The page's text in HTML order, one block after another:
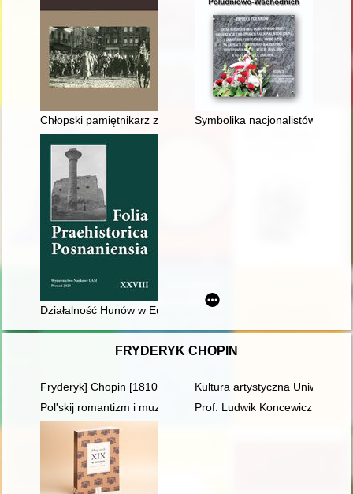
Chłopski pamiętnikarz z podrawickich Kołaczkowic : życie
Symbolika nacjonalistów
Działalność Hunów w Europie jako przykład zderzenia
FRYDERYK CHOPIN
Fryderyk] Chopin [1810-1849]. Życie i droga twórcza
Kultura artystyczna
Pol'skij romantizm i muzykal'naja kul'tura L'vova vtoroj
Prof. Ludwik Koncewicz